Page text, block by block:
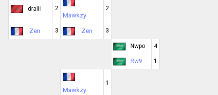
dralii 2
Mawkzy
2
Zen 3 Zen 3
Nwpo 4
Rw9 1
Mawkzy
1